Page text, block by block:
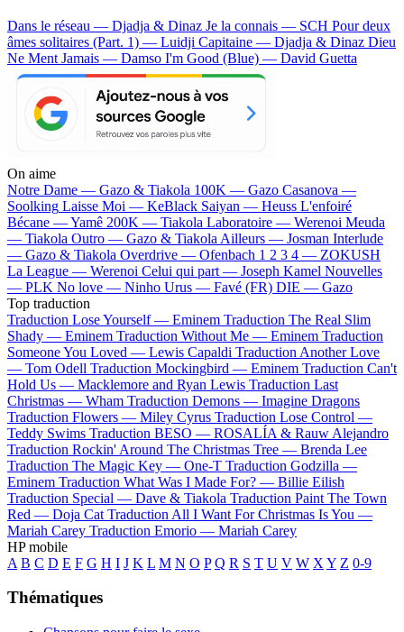
Dans le réseau — Djadja & Dinaz Je la connais — SCH Pour deux
âmes solitaires (Part. 1) — Luidji Capitaine — Djadja & Dinaz Dieu
Ne Ment Jamais — Damso I'm Good (Blue) — David Guetta
On aime
Notre Dame — Gazo & Tiakola 100K — Gazo Casanova —
Soolking Laisse Moi — KeBlack Saiyan — Heuss L'enfoiré
Bécane —Yamê 200K — Tiakola Laboratoire — Werenoi Meuda
— Tiakola Outro — Gazo & Tiakola Ailleurs — Josman Interlude
— Gazo & Tiakola Overdrive — Ofenbach 1 2 3 4 — ZOKUSH
La League — Werenoi Celui qui part — Joseph Kamel Nouvelles
— PLK No love — Ninho Urus — Favé (FR) DIE — Gazo
Top traduction
Traduction Lose Yourself — Eminem Traduction The Real Slim
Shady — Eminem Traduction Without Me — Eminem Traduction
Someone You Loved — Lewis Capaldi Traduction Another Love
— Tom Odell Traduction Mockingbird — Eminem Traduction Can't
Hold Us — Macklemore and Ryan Lewis Traduction Last
Christmas — Wham Traduction Demons — Imagine Dragons
Traduction Flowers — Miley Cyrus Traduction Lose Control —
Teddy Swims Traduction BESO — ROSALÍA & Rauw Alejandro
Traduction Rockin' Around The Christmas Tree — Brenda Lee
Traduction The Magic Key — One-T Traduction Godzilla —
Eminem Traduction What Was I Made For? — Billie Eilish
Traduction Special — Dave & Tiakola Traduction Paint The Town
Red — Doja Cat Traduction All I Want For Christmas Is You —
Mariah Carey Traduction Emorio — Mariah Carey
HP mobile
A B C D E F G H I J K L M N O P Q R S T U V W X Y Z 0-9
Thématiques